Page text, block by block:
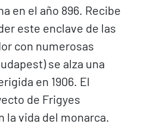
en el año 896. Recibe
este enclave de las
con numerosas
se alza una
en 1906. El
de Frigyes
la vida del monarca.